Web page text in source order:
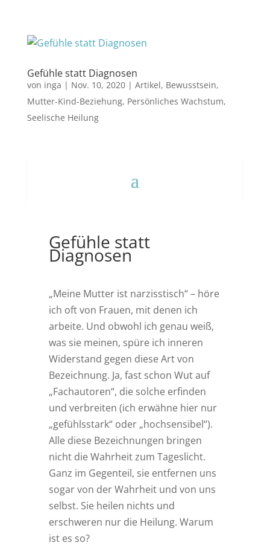
Gefühle statt Diagnosen
von inga | Nov. 10, 2020| Artikel, Bewusstsein,
Mutter-Kind-Beziehung, Persönliches Wachstum,
Seelische Heilung
Gefühle statt
Diagnosen
„Meine Mutter ist narzisstisch“ – höre
ich oft von Frauen, mit denen ich
arbeite. Und obwohl ich genau weiß,
was sie meinen, spüre ich inneren
Widerstand gegen diese Art von
Bezeichnung. Ja, fast schon Wut auf
„Fachautoren“, die solche erfinden
und verbreiten (ich erwähne hier nur
„gefühlsstark“ oder „hochsensibel“).
Alle diese Bezeichnungen bringen
nicht die Wahrheit zum Tageslicht.
Ganz im Gegenteil, sie entfernen uns
sogar von der Wahrheit und von uns
selbst. Sie heilen nichts und
erschweren nur die Heilung. Warum
ist es so?